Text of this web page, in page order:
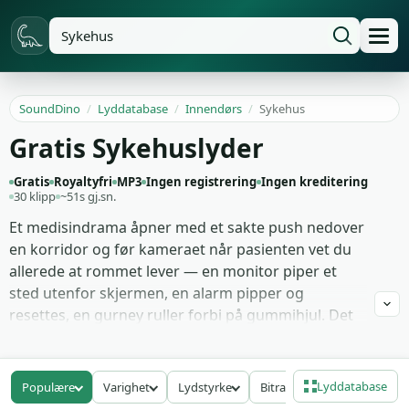
SoundDino / Lyddatabase / Innendørs / Sykehus
Gratis Sykehuslyder
Gratis Royaltyfri MP3 Ingen registrering Ingen kreditering
30 klipp ~51s gj.sn.
Et medisindrama åpner med et sakte push nedover
en korridor og før kameraet når pasienten vet du
allerede at rommet lever — en monitor piper et
sted utenfor skjermen, en alarm pipper og
resettes, en gurney ruller forbi på gummihjul. Det
innsatsene før dialog starter. Disse 30 opptakene
jakter på den effekten ved kilden, ikke fra en tv-
miks av en tv-miks.
Populære Varighet Lydstyrke Bitrate Lyddatabase